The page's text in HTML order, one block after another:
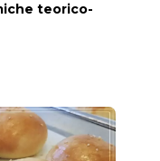
teorico-